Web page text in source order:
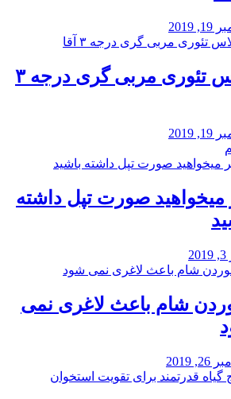
کلاس تئوری مربی گری درجه ۳
میخواهید صورت تپل داشته
شام باعث لاغری نمی
2019